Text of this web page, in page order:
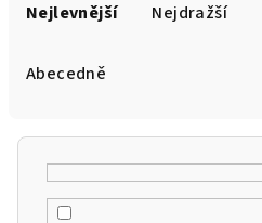
Nejlevnější Nejdražší
Abecedně